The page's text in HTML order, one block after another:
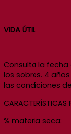
VIDA ÚTIL
Consulta la fecha
los sobres. 4
las condiciones
CARACTERÍSTICAS
% materia seca: